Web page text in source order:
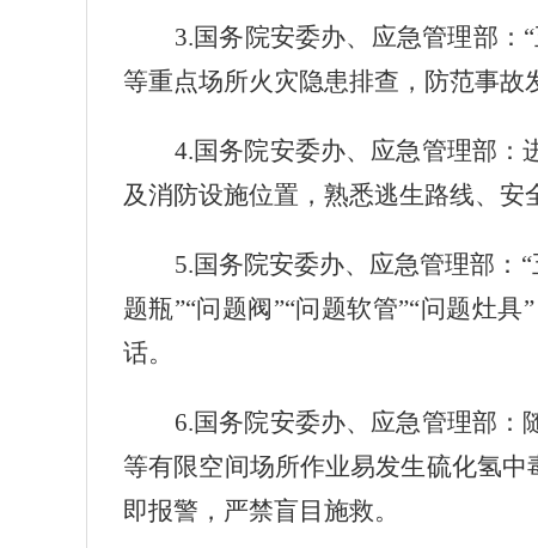
3.国务院安委办、应急管理部：
等重点场所火灾隐患排查，防范事故
4.国务院安委办、应急管理部：
及消防设施位置，熟悉逃生路线、安
5.国务院安委办、应急管理部：
题瓶”“问题阀”“问题软管”“问题灶
话。
6.国务院安委办、应急管理部：
等有限空间场所作业易发生硫化氢
即报警，严禁盲目施救。